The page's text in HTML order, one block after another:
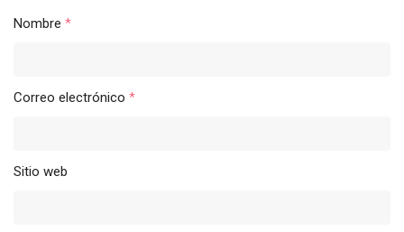
Nombre *
Correo electrónico *
Sitio web